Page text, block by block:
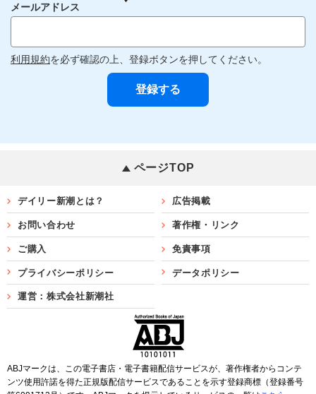
メールアドレス
利用規約を必ず確認の上、登録ボタンを押してください。
ページTOP
デイリー新潮とは？ 広告掲載
お問い合わせ 著作権・リンク
ご購入 免責事項
プライバシーポリシー データポリシー
運営：株式会社新潮社
ABJマークは、この電子書店・電子書籍配信サービスが、著作権者からコンテ
ンツ使用許諾を得た正規版配信サービスであることを示す登録商標（登録番号